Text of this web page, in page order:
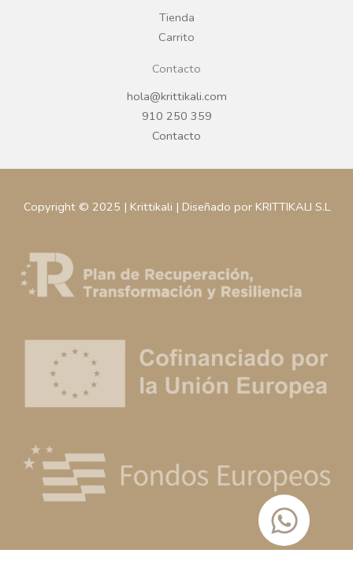
Tienda
Carrito
Contacto
hola@krittikali.com
910 250 359
Contacto
Copyright © 2025 | Krittikali | Diseñado por KRITTIKALI S.L